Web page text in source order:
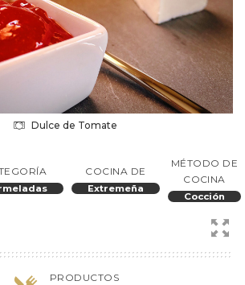
Dulce de Tomate
COCINA DE
Extremeña
MÉTODO DE
COCINA
Cocción
PRODUCTOS